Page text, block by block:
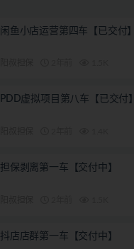
闲鱼小店运营第四车【已交付】
PDD虚拟项目第八车【已交付】
担保剥离第一车【交付中】
抖店店群第一车【交付中】